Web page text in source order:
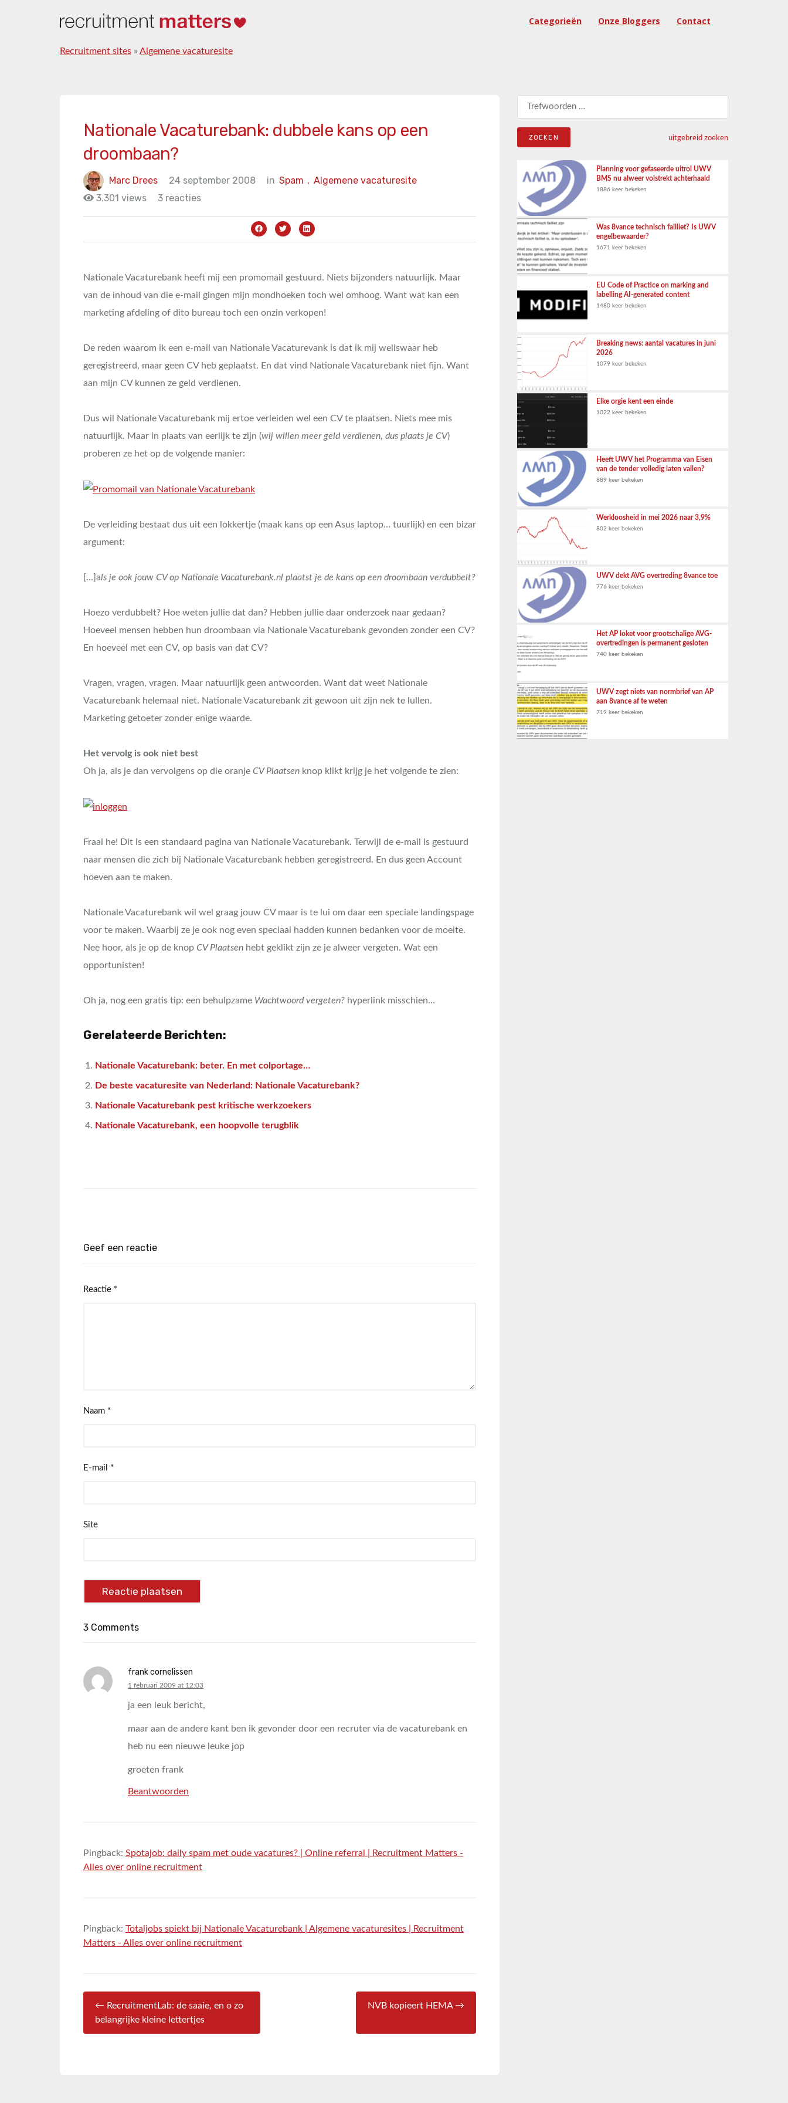
Categorieën Onze Bloggers Contact
Recruitment sites » Algemene vacaturesite
Nationale Vacaturebank: dubbele kans op een
droombaan?
Marc Drees 24 september 2008 in Algemene vacaturesite
Spam ,
3.301 views
3 reacties
Nationale Vacaturebank heeft mij een promomail gestuurd. Niets bijzonders natuurlijk. Maar
van de inhoud van die e-mail gingen mijn mondhoeken toch wel omhoog. Want wat kan een
marketing afdeling of dito bureau toch een onzin verkopen!
De reden waarom ik een e-mail van Nationale Vacaturevank is dat ik mij weliswaar heb
geregistreerd, maar geen CV heb geplaatst. En dat vind Nationale Vacaturebank niet fijn. Want
aan mijn CV kunnen ze geld verdienen.
Dus wil Nationale Vacaturebank mij ertoe verleiden wel een CV te plaatsen. Niets mee mis
natuurlijk. Maar in plaats van eerlijk te zijn (wij willen meer geld verdienen, dus plaats je CV)
proberen ze het op de volgende manier:
De verleiding bestaat dus uit een lokkertje (maak kans op een Asus laptop… tuurlijk) en een bizar
argument:
[…]als je ook jouw CV op Nationale Vacaturebank.nl plaatst je de kans op een droombaan verdubbelt?
Hoezo verdubbelt? Hoe weten jullie dat dan? Hebben jullie daar onderzoek naar gedaan?
Hoeveel mensen hebben hun droombaan via Nationale Vacaturebank gevonden zonder een CV?
En hoeveel met een CV, op basis van dat CV?
Vragen, vragen, vragen. Maar natuurlijk geen antwoorden. Want dat weet Nationale
Vacaturebank helemaal niet. Nationale Vacaturebank zit gewoon uit zijn nek te lullen.
Marketing getoeter zonder enige waarde.
Het vervolg is ook niet best
Oh ja, als je dan vervolgens op die oranje CV Plaatsen knop klikt krijg je het volgende te zien:
Fraai he! Dit is een standaard pagina van Nationale Vacaturebank. Terwijl de e-mail is gestuurd
naar mensen die zich bij Nationale Vacaturebank hebben geregistreerd. En dus geen Account
hoeven aan te maken.
Nationale Vacaturebank wil wel graag jouw CV maar is te lui om daar een speciale landingspage
voor te maken. Waarbij ze je ook nog even speciaal hadden kunnen bedanken voor de moeite.
Nee hoor, als je op de knop CV Plaatsen hebt geklikt zijn ze je alweer vergeten. Wat een
opportunisten!
Oh ja, nog een gratis tip: een behulpzame Wachtwoord vergeten? hyperlink misschien…
Gerelateerde Berichten:
Nationale Vacaturebank: beter. En met colportage…
De beste vacaturesite van Nederland: Nationale Vacaturebank?
Nationale Vacaturebank pest kritische werkzoekers
Nationale Vacaturebank, een hoopvolle terugblik
Geef een reactie
Reactie *
Naam *
E-mail *
Site
3 Comments
frank cornelissen
says:
1 februari 2009 at 12:03
ja een leuk bericht,
maar aan de andere kant ben ik gevonder door een recruter via de vacaturebank en
heb nu een nieuwe leuke jop
groeten frank
Beantwoorden
Pingback: Spotajob: daily spam met oude vacatures? | Online referral | Recruitment Matters -
Alles over online recruitment
Pingback: Totaljobs spiekt bij Nationale Vacaturebank | Algemene vacaturesites | Recruitment
Matters - Alles over online recruitment
← RecruitmentLab: de saaie, en o zo
belangrijke kleine lettertjes
NVB kopieert HEMA →
Zoeken naar:
uitgebreid zoeken
Planning voor gefaseerde uitrol UWV
BMS nu alweer volstrekt achterhaald
1886 keer bekeken
Was 8vance technisch failliet? Is UWV
engelbewaarder?
1671 keer bekeken
EU Code of Practice on marking and
labelling AI-generated content
1480 keer bekeken
Breaking news: aantal vacatures in juni
2026
1079 keer bekeken
Elke orgie kent een einde
1022 keer bekeken
Heeft UWV het Programma van Eisen
van de tender volledig laten vallen?
889 keer bekeken
Werkloosheid in mei 2026 naar 3,9%
802 keer bekeken
UWV dekt AVG overtreding 8vance toe
776 keer bekeken
Het AP loket voor grootschalige AVG-
overtredingen is permanent gesloten
740 keer bekeken
UWV zegt niets van normbrief van AP
aan 8vance af te weten
719 keer bekeken